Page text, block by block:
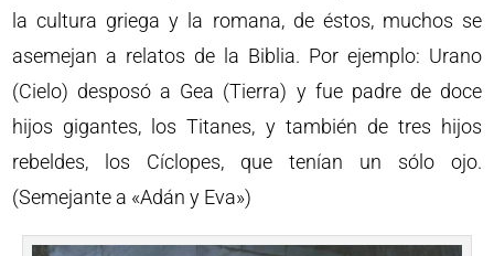
la cultura griega y la romana, de éstos, muchos se
asemejan a relatos de la Biblia. Por ejemplo: Urano
(Cielo) desposó a Gea (Tierra) y fue padre de doce
hijos gigantes, los Titanes, y también de tres hijos
rebeldes, los Cíclopes, que tenían un sólo ojo.
(Semejante a «Adán y Eva»)